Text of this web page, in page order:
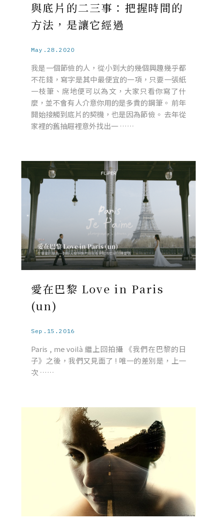
與底片的二三事：把握時間的
方法，是讓它經過
May.28.2020
我是一個節儉的人，從小到大的幾個興趣幾乎都
不花錢，寫字是其中最便宜的一項，只要一張紙
一枝筆、席地便可以為文，大家只看你寫了什
麼，並不會有人介意你用的是多貴的鋼筆。 前年
開始接觸到底片的契機，也是因為節儉。 去年從
家裡的舊抽屜裡意外找出一 ……
愛在巴黎 Love in Paris
(un)
Sep.15.2016
Paris , me voilà 繼上回拍攝 《我們在巴黎的日
子》之後，我們又見面了 ! 唯一的差別是，上一
次 ……